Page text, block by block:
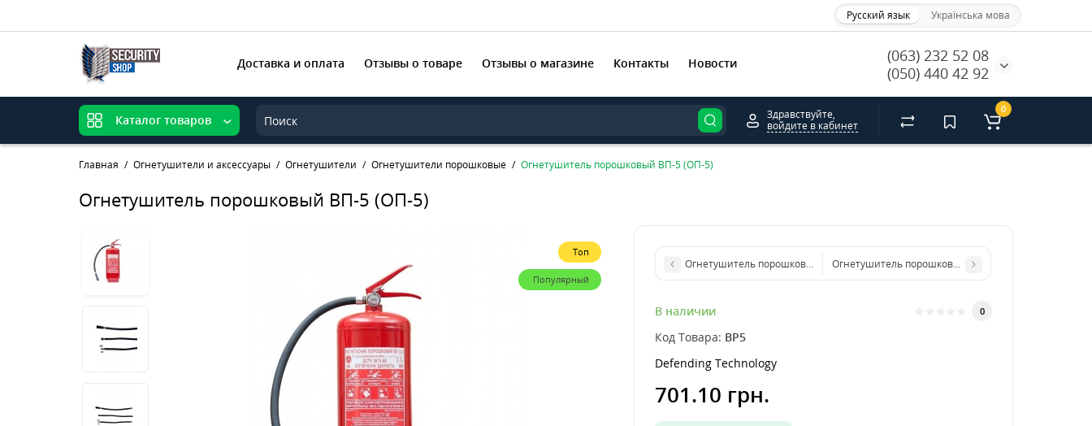
Русский язык Українська мова
(063) 232 52 08
(050) 440 42 92
Доставка и оплата Отзывы о товаре Отзывы о магазине Контакты Новости
Каталог товаров
Здравствуйте,
войдите в кабинет
0
Главная Огнетушители и аксессуары Огнетушители Огнетушители порошковые Огнетушитель порошковый ВП-5 (ОП-5)
Огнетушитель порошковый ВП-5 (ОП-5)
Топ
Популярный
Огнетушитель порошковый ВП-2 (ОП-2)Огнетушитель порошковый ВП-6 (ОП-6)
В наличии 0
Код Товара: BP5
Defending Technology
701.10 грн.